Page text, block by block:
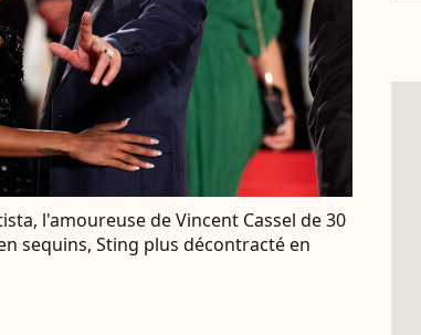
l'amoureuse de Vincent Cassel de 30
sequins, Sting plus décontracté en